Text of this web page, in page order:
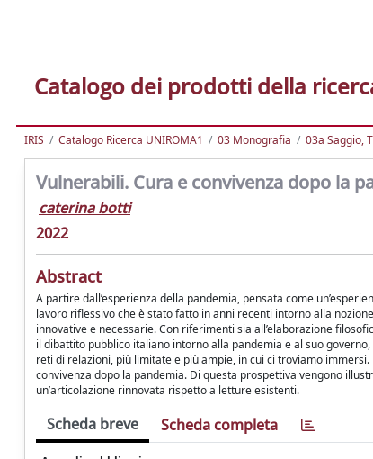
Catalogo dei prodotti della
IRIS Catalogo Ricerca UNIROMA1 03 Monografia 03a Saggio,
Vulnerabili. Cura e convivenza dopo la
caterina botti
2022
Abstract
A partire dall’esperienza della pandemia, pensata come
lavoro riflessivo che è stato fatto in anni recenti intorno alla
innovative e necessarie. Con riferimenti sia all’elaborazione
il dibattito pubblico italiano intorno alla pandemia e al suo
reti di relazioni, più limitate e più ampie, in cui ci troviamo
convivenza dopo la pandemia. Di questa prospettiva vengono
un’articolazione rinnovata rispetto a letture esistenti.
Scheda breve Scheda completa